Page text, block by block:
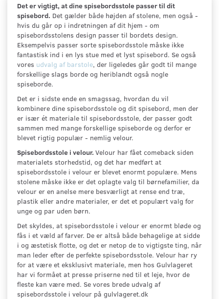
Det er vigtigt, at dine spisebordsstole passer til dit
spisebord. Det gælder både højden af stolene, men også -
hvis du går op i indretningen af dit hjem - om
spisebordsstolens design passer til bordets design.
Eksempelvis passer sorte spisebordsstole måske ikke
fantastisk ind i en lys stue med et lyst spisebord. Se også
vores udvalg af barstole, der ligeledes går godt til mange
forskellige slags borde og heriblandt også nogle
spiseborde.
Det er i sidste ende en smagssag, hvordan du vil
kombinere dine spisebordsstole og dit spisebord, men der
er især ét materiale til spisebordsstole, der passer godt
sammen med mange forskellige spiseborde og derfor er
blevet rigtig populær - nemlig velour.
Spisebordsstole i velour. Velour har fået comeback siden
materialets storhedstid, og det har medført at
spisebordsstole i velour er blevet enormt populære. Mens
stolene måske ikke er det oplagte valg til børnefamilier, da
velour er en anelse mere besværligt at rense end træ,
plastik eller andre materialer, er det et populært valg for
unge og par uden børn.
Det skyldes, at spisebordsstole i velour er enormt bløde og
fås i et væld af farver. De er altså både behagelige at sidde
i og æstetisk flotte, og det er netop de to vigtigste ting, når
man leder efter de perfekte spisebordsstole. Velour har ry
for at være et eksklusivt materiale, men hos Gulvlageret
har vi formået at presse priserne ned til et leje, hvor de
fleste kan være med. Se vores brede udvalg af
spisebordsstole i velour på gulvlageret.dk